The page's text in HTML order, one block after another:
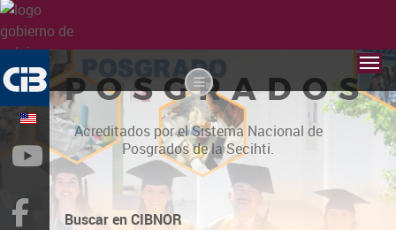
POSGRADOS
Acreditados por el Sistema Nacional de
Posgrados de la Secihti.
Buscar en CIBNOR
YouTube
Facebook